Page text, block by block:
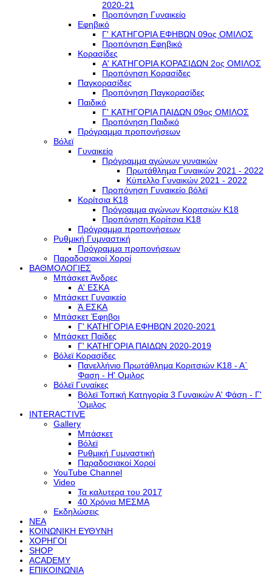
2020-21
Προπόνηση Γυναικείο
Εφηβικό
Γ' ΚΑΤΗΓΟΡΙΑ ΕΦΗΒΩΝ 09ος ΟΜΙΛΟΣ
Προπόνηση Εφηβικό
Κορασίδες
Α' ΚΑΤΗΓΟΡΙΑ ΚΟΡΑΣΙΔΩΝ 2ος ΟΜΙΛΟΣ
Προπόνηση Κορασίδες
Παγκορασίδες
Προπόνηση Παγκορασίδες
Παιδικό
Γ' ΚΑΤΗΓΟΡΙΑ ΠΑΙΔΩΝ 09ος ΟΜΙΛΟΣ
Προπόνηση Παιδικό
Πρόγραμμα προπονήσεων
Βόλεϊ
Γυναικείο
Πρόγραμμα αγώνων γυναικών
Πρωτάθλημα Γυναικών 2021 - 2022
Κύπελλο Γυναικών 2021 - 2022
Προπόνηση Γυναικείο βόλεϊ
Κορίτσια Κ18
Πρόγραμμα αγώνων Κοριτσιών Κ18
Προπόνηση Κορίτσια Κ18
Πρόγραμμα προπονήσεων
Ρυθμική Γυμναστική
Πρόγραμμα προπονήσεων
Παραδοσιακοί Χοροί
ΒΑΘΜΟΛΟΓΙΕΣ
Μπάσκετ Άνδρες
Α' ΕΣΚΑ
Μπάσκετ Γυναικείο
Ά ΕΣΚΑ
Μπάσκετ Έφηβοι
Γ' ΚΑΤΗΓΟΡΙΑ ΕΦΗΒΩΝ 2020-2021
Μπάσκετ Παίδες
Γ' ΚΑΤΗΓΟΡΙΑ ΠΑΙΔΩΝ 2020-2019
Βόλεϊ Κορασίδες
Πανελλήνιο Πρωτάθλημα Κοριτσιών Κ18 - Α΄
Φαση - H' Ομιλος
Βόλεϊ Γυναίκες
Βόλεϊ Τοπική Κατηγορία 3 Γυναικών Α' Φάση - Γ'
'Ομιλος
INTERACTIVE
Gallery
Μπάσκετ
Βόλεϊ
Ρυθμική Γυμναστική
Παραδοσιακοί Χοροί
YouTube Channel
Video
Τα καλυτερα του 2017
40 Χρόνια ΜΕΣΜΑ
Εκδηλώσεις
ΝΕΑ
ΚΟΙΝΩΝΙΚΗ ΕΥΘΥΝΗ
ΧΟΡΗΓΟΙ
SHOP
ACADEMY
ΕΠΙΚΟΙΝΩΝΙΑ